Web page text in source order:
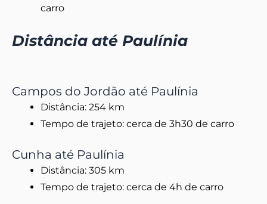
carro
Distância até Paulínia
Campos do Jordão até Paulínia
Distância: 254 km
Tempo de trajeto: cerca de 3h30 de carro
Cunha até Paulínia
Distância: 305 km
Tempo de trajeto: cerca de 4h de carro